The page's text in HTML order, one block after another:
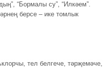
“Бормалы су”, “Илкәем”.
берсе – ике томлык
тел белгече, тәрҗемәче,